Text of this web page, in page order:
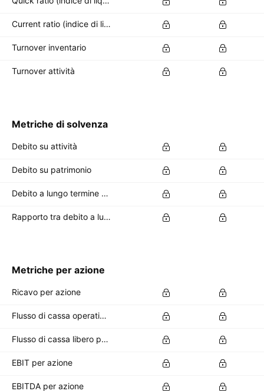
Current ratio (indice di liquidità)
Turnover inventario
Turnover attività
Metriche di solvenza
Debito su attività
Debito su patrimonio
Debito a lungo termine su attività totali
Rapporto tra debito a lungo termine e patrimonio netto totale
Metriche per azione
Ricavo per azione
Flusso di cassa operativo per azione
Flusso di cassa libero per azione
EBIT per azione
EBITDA per azione